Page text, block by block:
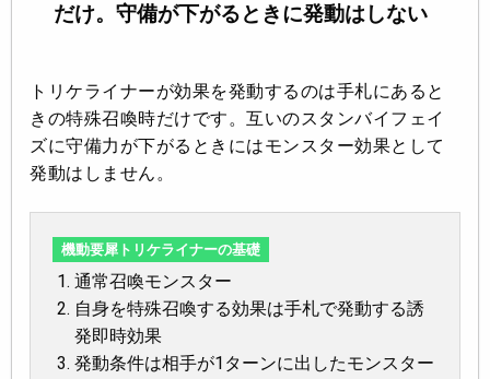
だけ。守備が下がるときに発動はしない
トリケライナーが効果を発動するのは手札にあると
きの特殊召喚時だけです。互いのスタンバイフェイ
ズに守備力が下がるときにはモンスター効果として
発動はしません。
機動要犀トリケライナーの基礎
通常召喚モンスター
自身を特殊召喚する効果は手札で発動する誘
発即時効果
発動条件は相手が1ターンに出したモンスター